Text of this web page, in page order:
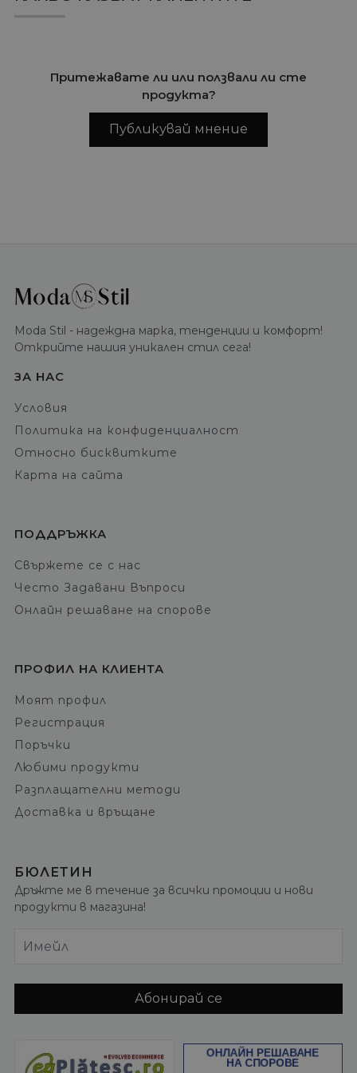
Притежавате ли или ползвали ли сте
продукта?
Публикувай мнение
Moda Stil - надеждна марка, тенденции и комфорт!
Открийте нашия уникален стил сега!
ЗА НАС
Условия
Политика на конфиденциалност
Относно бисквитките
Карта на сайта
ПОДДРЪЖКА
Свържете се с нас
Често Задавани Въпроси
Онлайн решаване на спорове
ПРОФИЛ НА КЛИЕНТА
Моят профил
Регистрация
Поръчки
Любими продукти
Разплащателни методи
Доставка и връщане
БЮЛЕТИН
Дръжте ме в течение за всички промоции и нови
продукти в магазина!
Имейл
Абонирай се